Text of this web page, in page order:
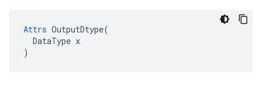
Attrs OutputDtype(
DataType x
)